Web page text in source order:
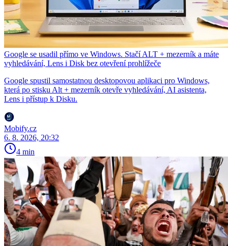
Google se usadil přímo ve Windows. Stačí ALT + mezerník a máte
vyhledávání, Lens i Disk bez otevření prohlížeče
Google spustil samostatnou desktopovou aplikaci pro Windows,
která po stisku Alt + mezerník otevře vyhledávání, AI asistenta,
Lens i přístup k Disku.
Mobify.cz
6. 8. 2026, 20:32
4 min